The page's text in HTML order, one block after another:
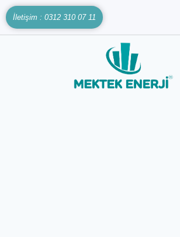
İletişim : 0312 310 07 11